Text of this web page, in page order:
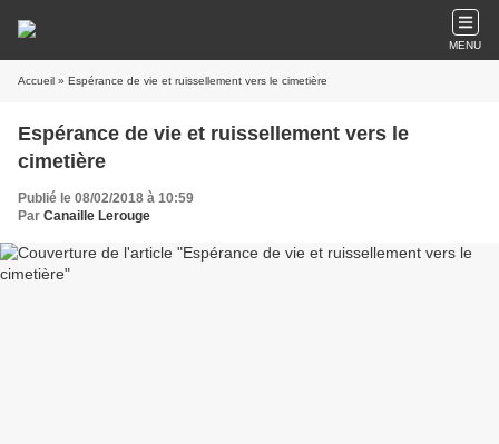
MENU
Accueil » Espérance de vie et ruissellement vers le cimetière
Espérance de vie et ruissellement vers le
cimetière
Publié le 08/02/2018 à 10:59
Par Canaille Lerouge